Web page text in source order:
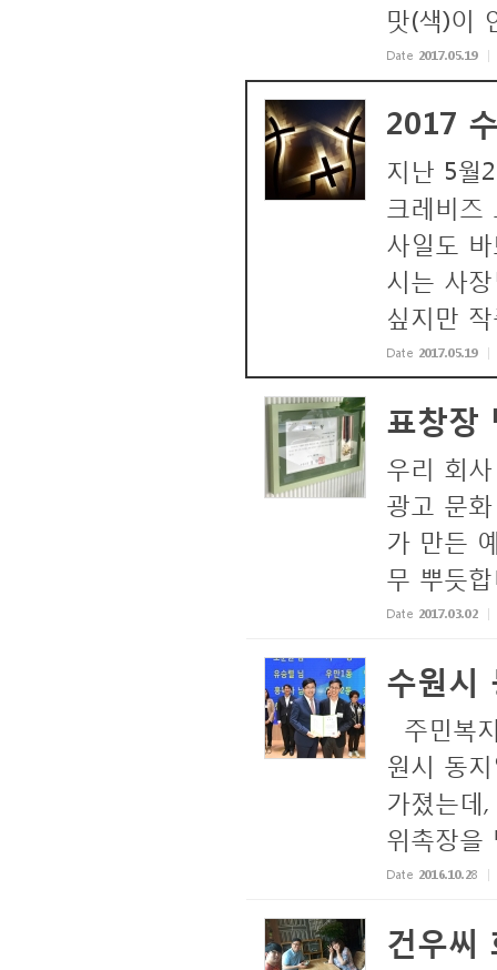
맛(색)이
Date 2017.05.19
2017
지난 5월
크레비
사일도
시는 사
싶지만
Date 2017.05.19
표창장
우리 회
광고 문
가 만든
무 뿌듯
Date 2017.03.02
수원시
주민복
원시 동
가졌는데
위촉
Date 2016.10.28
건우씨